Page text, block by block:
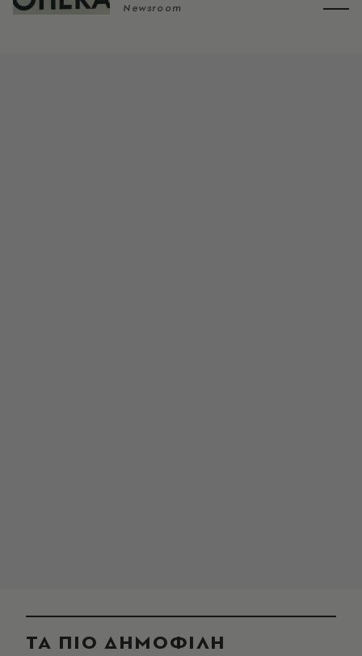
Newsroom
ΤΑ ΠΙΟ ΔΗΜΟΦΙΛΗ